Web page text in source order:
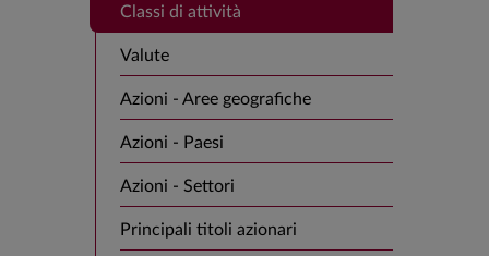
Classi di attività
Valute
Azioni - Aree geografiche
Azioni - Paesi
Azioni - Settori
Principali titoli azionari